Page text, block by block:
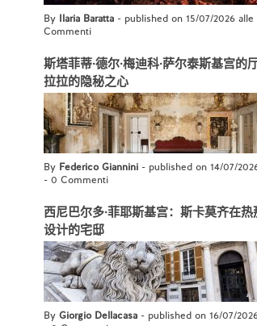
By Ilaria Baratta - published on 15/07/2026 alle
Commenti
斯塔菲蒂·德尔·梅迪科·萨尔泰斯基宫的
拉拉的隐秘之心
By Federico Giannini - published on 14/07/
- 0 Commenti
西尼巴尔多·菲耶斯基宫：斯卡莫齐在
设计的宅邸
By Giorgio Dellacasa - published on 16/07/